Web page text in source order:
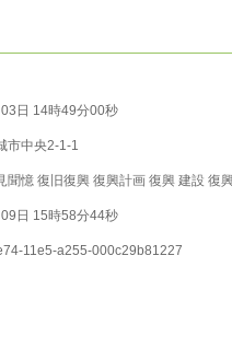
日 14時49分00秒
市中央2-1-1
聞憶 復旧復興 復興計画 復興 建設 復
日 15時58分44秒
11e5-a255-000c29b81227